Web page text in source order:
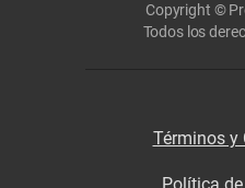
Copyright ©
Todos los
Términos y